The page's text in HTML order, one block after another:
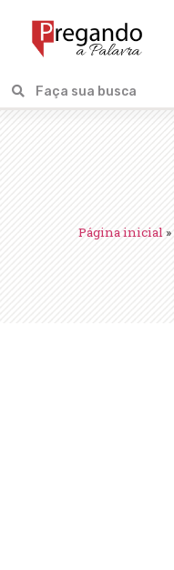
Página inicial »